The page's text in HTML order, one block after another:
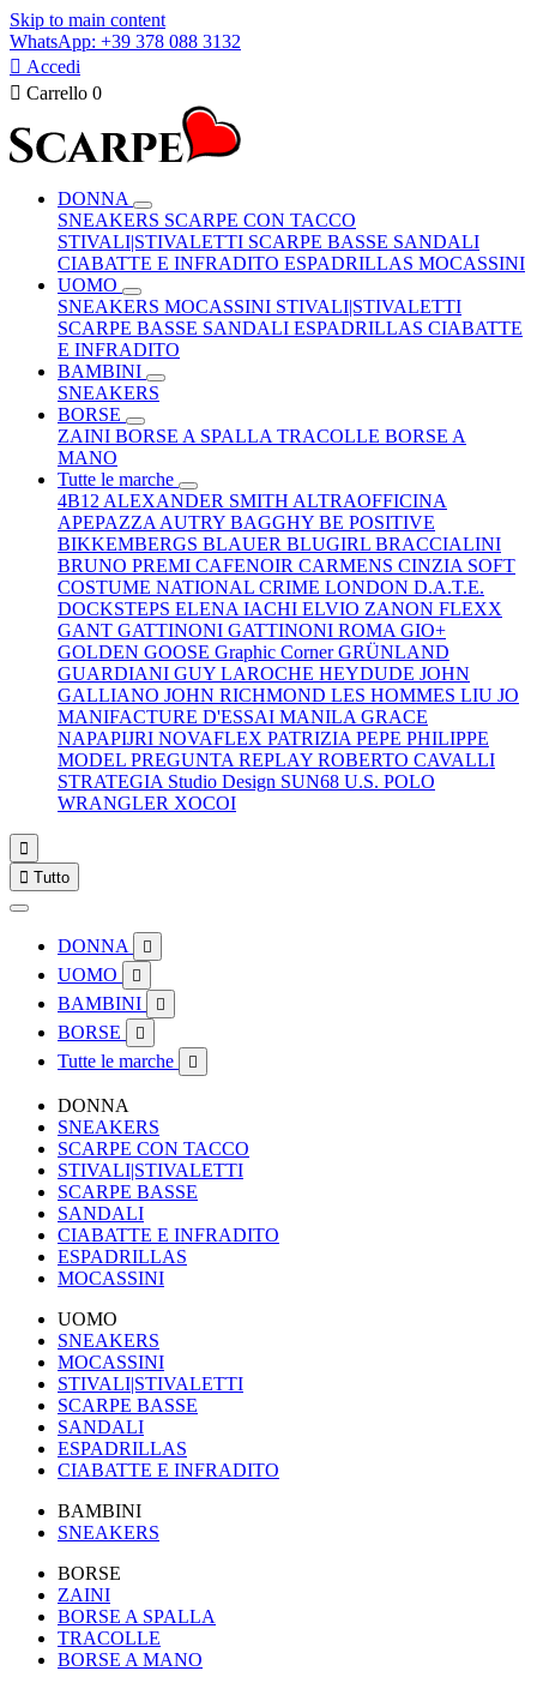
Skip to main content
WhatsApp: +39 378 088 3132
 Accedi
 Carrello 0
DONNA
SNEAKERS SCARPE CON TACCO
STIVALI|STIVALETTI SCARPE BASSE SANDALI
CIABATTE E INFRADITO ESPADRILLAS MOCASSINI
UOMO
SNEAKERS MOCASSINI STIVALI|STIVALETTI
SCARPE BASSE SANDALI ESPADRILLAS CIABATTE
E INFRADITO
BAMBINI
SNEAKERS
BORSE
ZAINI BORSE A SPALLA TRACOLLE BORSE A
MANO
Tutte le marche
4B12 ALEXANDER SMITH ALTRAOFFICINA
APEPAZZA AUTRY BAGGHY BE POSITIVE
BIKKEMBERGS BLAUER BLUGIRL BRACCIALINI
BRUNO PREMI CAFENOIR CARMENS CINZIA SOFT
COSTUME NATIONAL CRIME LONDON D.A.T.E.
DOCKSTEPS ELENA IACHI ELVIO ZANON FLEXX
GANT GATTINONI GATTINONI ROMA GIO+
GOLDEN GOOSE Graphic CornerGRÜNLAND
GUARDIANI GUY LAROCHE HEYDUDE JOHN
GALLIANO JOHN RICHMOND LES HOMMES LIU JO
MANIFACTURE D'ESSAI MANILA GRACE
NAPAPIJRI NOVAFLEX PATRIZIA PEPE PHILIPPE
MODEL PREGUNTA REPLAY ROBERTO CAVALLI
STRATEGIA Studio Design SUN68 U.S. POLO
WRANGLER XOCOI

 Tutto
DONNA 
UOMO 
BAMBINI 
BORSE 
Tutte le marche 
DONNA
SNEAKERS
SCARPE CON TACCO
STIVALI|STIVALETTI
SCARPE BASSE
SANDALI
CIABATTE E INFRADITO
ESPADRILLAS
MOCASSINI
UOMO
SNEAKERS
MOCASSINI
STIVALI|STIVALETTI
SCARPE BASSE
SANDALI
ESPADRILLAS
CIABATTE E INFRADITO
BAMBINI
SNEAKERS
BORSE
ZAINI
BORSE A SPALLA
TRACOLLE
BORSE A MANO